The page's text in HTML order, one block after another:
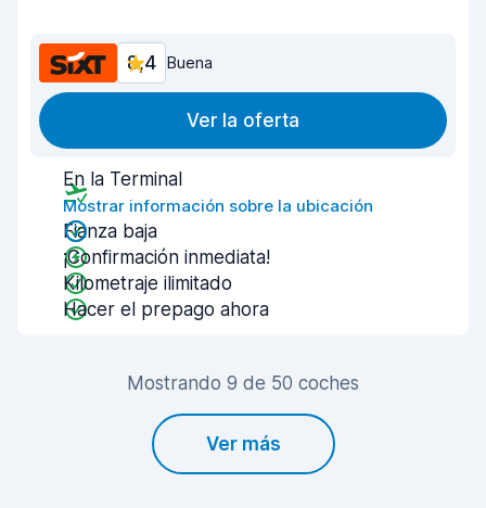
8,4 Buena
Ver la oferta
En la Terminal
Mostrar información sobre la ubicación
Fianza baja
¡Confirmación inmediata!
Kilometraje ilimitado
Hacer el prepago ahora
Mostrando 9 de 50 coches
Ver más